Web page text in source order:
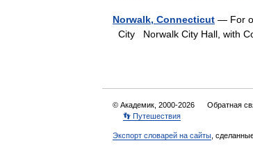
Norwalk, Connecticut — For
City Norwalk City Hall, with
© Академик, 2000-2026 Обратная
👣 Путешествия
Экспорт словарей на сайты ,